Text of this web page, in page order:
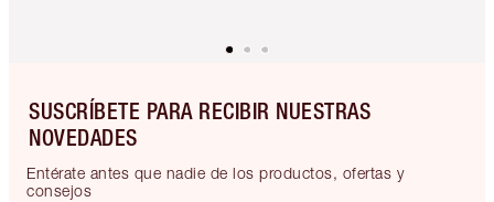
SUSCRÍBETE PARA RECIBIR NUESTRAS
NOVEDADES
Entérate antes que nadie de los productos, ofertas y
consejos